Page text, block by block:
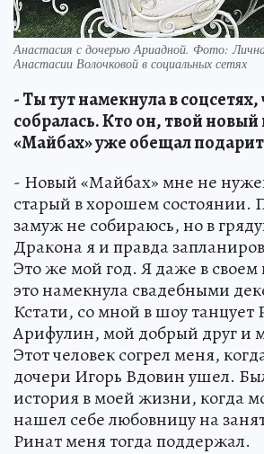
Анастасия с дочерью Ариадной. Фото:
Анастасии Волочковой в социальных сетях
- Ты тут намекнула в
собралась. Кто он, твой новый
«Майбах» уже обещал
- Новый «Майбах» мне не
старый в хорошем состоянии.
замуж не собираюсь, но в
Дракона я и правда
Это же мой год. Я даже в
это намекнула свадебными
Кстати, со мной в шоу танцует
Арифулин, мой добрый друг и
Этот человек согрел меня,
дочери Игорь Вдовин ушел.
история в моей жизни, когда
нашел себе любовницу на
Ринат меня тогда поддержал.